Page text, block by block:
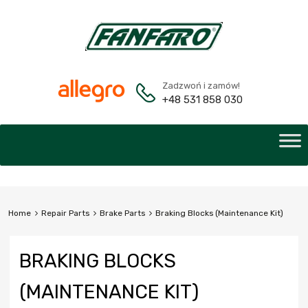
Zadzwoń i zamów!
+48 531 858 030
Home Repair Parts Brake Parts Braking Blocks (Maintenance Kit)
BRAKING BLOCKS
(MAINTENANCE KIT)